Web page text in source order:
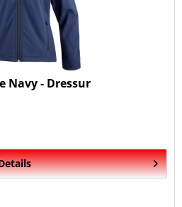
Navy - Dressur